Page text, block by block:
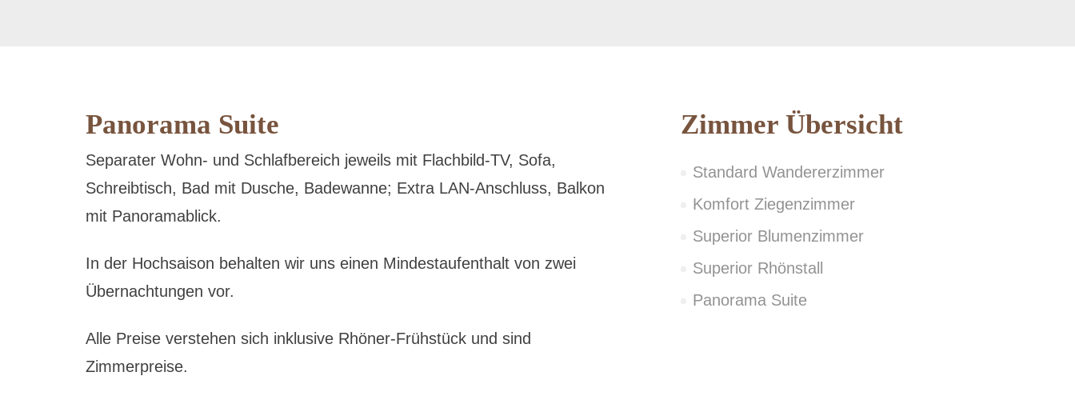
Zimmer Übersicht
Standard Wandererzimmer
Komfort Ziegenzimmer
Superior Blumenzimmer
Superior Rhönstall
Panorama Suite
Panorama Suite
Separater Wohn- und Schlafbereich jeweils mit Flachbild-TV, Sofa,
Schreibtisch, Bad mit Dusche, Badewanne; Extra LAN-Anschluss, Balkon
mit Panoramablick.
In der Hochsaison behalten wir uns einen Mindestaufenthalt von zwei
Übernachtungen vor.
Alle Preise verstehen sich inklusive Rhöner-Frühstück und sind
Zimmerpreise.